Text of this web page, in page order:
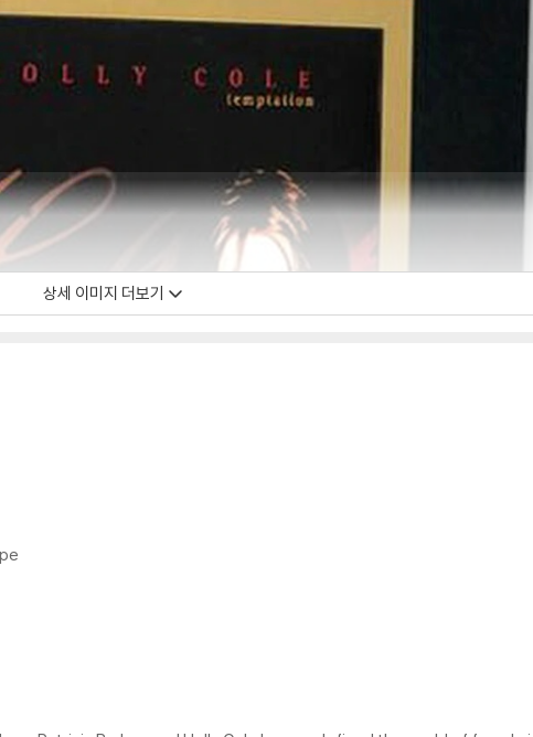
상세 이미지 더보기